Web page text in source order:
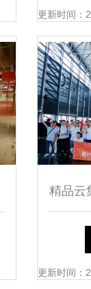
更新时间：
精品云
燃爆
用百
更新时间：